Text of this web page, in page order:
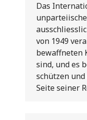
Das
von 1949
bewaffneten
sind, und es
schützen
Seite seiner